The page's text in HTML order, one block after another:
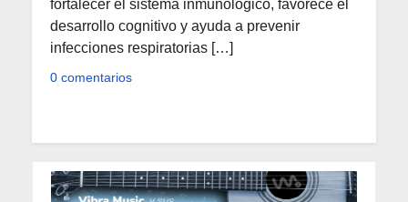
fortalecer el sistema inmunológico, favorece el
desarrollo cognitivo y ayuda a prevenir
infecciones respiratorias […]
0 comentarios